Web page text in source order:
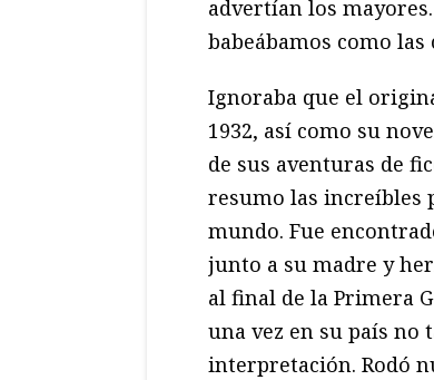
advertían los
babeábamos como las
Ignoraba que el
1932, así como su
de sus aventuras de
resumo las increíbles
mundo. Fue
junto a su madre y
al final de la Primera
una vez en su país no
interpretación. Rodó